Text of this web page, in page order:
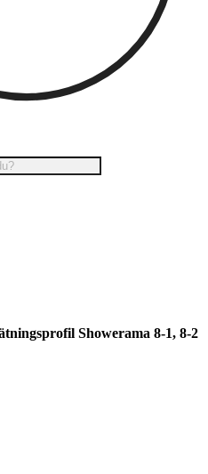
Showerama 8-1, 8-2